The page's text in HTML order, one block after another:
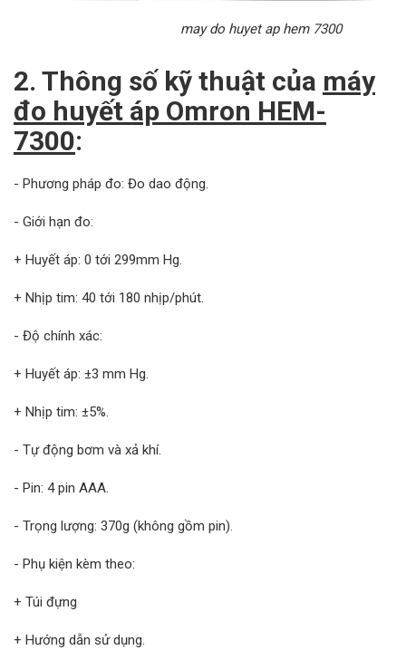
may do huyet ap hem 7300
2. Thông số kỹ thuật của máy
đo huyết áp Omron HEM-
7300:
- Phương pháp đo: Đo dao động.
- Giới hạn đo:
+ Huyết áp: 0 tới 299mm Hg.
+ Nhịp tim: 40 tới 180 nhịp/phút.
- Độ chính xác:
+ Huyết áp: ±3 mm Hg.
+ Nhịp tim: ±5%.
- Tự động bơm và xả khí.
- Pin: 4 pin AAA.
- Trọng lượng: 370g (không gồm pin).
- Phụ kiện kèm theo:
+ Túi đựng
+ Hướng dẫn sử dụng.